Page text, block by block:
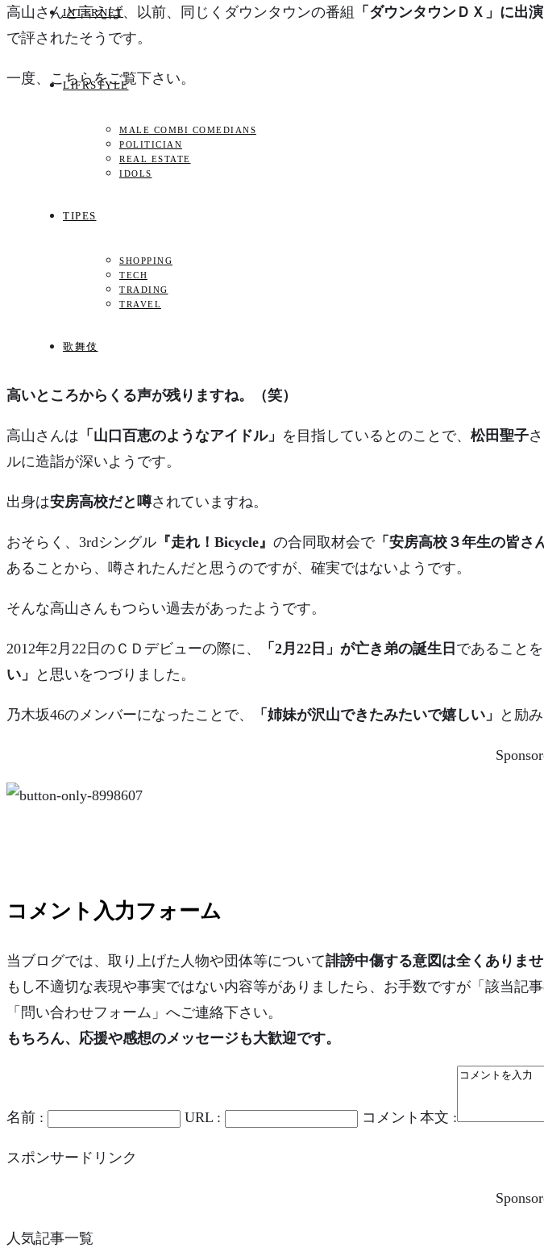
INTERNET
LIFRSTYLE
MALE COMBI COMEDIANS
POLITICIAN
REAL ESTATE
IDOLS
TIPES
SHOPPING
TECH
TRADING
TRAVEL
歌舞伎
高山さんと言えば、以前、同じくダウンタウンの番組 「ダウンタウンＤＸ」に出演
で評されたそうです。
一度、こちらをご覧下さい。
高いところからくる声が残りますね。（笑）
高山さんは 「山口百恵のようなアイドル」 を目指しているとのことで、 松田聖子
ルに造詣が深いようです。
出身は安房高校だと噂されていますね。
おそらく、3rdシングル 『走れ！Bicycle』 の合同取材会で「安房高校３年生の皆さ
あることから、噂されたんだと思うのですが、確実ではないようです。
そんな高山さんもつらい過去があったようです。
2012年2月22日のＣＤデビューの際に、 「2月22日」が亡き弟の誕生日 であること
い」
と思いをつづりました。
乃木坂46のメンバーになったことで、 「姉妹が沢山できたみたいで嬉しい」 と励
コメント入力フォーム
当ブログでは、取り上げた人物や団体等について誹謗中傷する意図は全くありませ
もし不適切な表現や事実ではない内容等がありましたら、お手数ですが「該当記
「問い合わせフォーム」へご連絡下さい。
もちろん、応援や感想のメッセージも大歓迎です。
名前 : URL : コメント本文 :
スポンサードリンク
人気記事一覧